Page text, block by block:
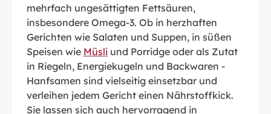
mehrfach ungesättigten Fettsäuren,
insbesondere Omega-3. Ob in herzhaften
Gerichten wie Salaten und Suppen, in süßen
Speisen wie Müsli und Porridge oder als Zutat
in Riegeln, Energiekugeln und Backwaren -
Hanfsamen sind vielseitig einsetzbar und
verleihen jedem Gericht einen Nährstoffkick.
Sie lassen sich auch hervorragend in